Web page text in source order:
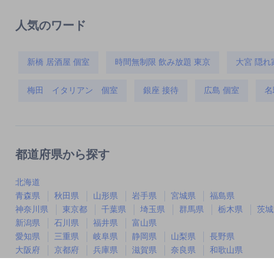
人気のワード
新橋 居酒屋 個室 時間無制限 飲み放題 東京 大宮 隠れ
梅田 イタリアン 個室 銀座 接待 広島 個室
都道府県から探す
北海道
青森県
秋田県 山形県 岩手県 宮城県
福島県
神奈川県
東京都 千葉県 埼玉県 群馬県 栃木県
茨
新潟県
石川県 福井県
富山県
愛知県
三重県 岐阜県 静岡県 山梨県
長野県
大阪府
京都府 兵庫県 滋賀県 奈良県
和歌山県